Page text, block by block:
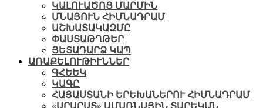
ԿԱԼՈՒԱԾՈՑ ՄԱՐՄԻՆ
ՄՆԱՅՈՒՆ ՀԻՄՆԱԴՐԱՄ
ԱՇԽԱՏԱԿԱԶՄԸ
ՓԱՍՏԱԹՂԹԵՐ
ՅԵՏԱԴԱՐՁ ԿԱՊ
ԱՌԱՔԵԼՈՒԹԻՒՆՆԵՐ
ԳՀԵԵԿ
ԿԱԳԸ
ՀԱՅԱՍՏԱՆԻ ԵՐԵԽԱՆԵՐՈՒ ՀԻՄՆԱԴՐԱՄ
«ԱՐԱՐԱՏ» ԱՄԱՌՆԱՅԻՆ ՏԱՐԵԿԱՆ